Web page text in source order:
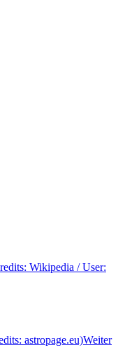
Weiter